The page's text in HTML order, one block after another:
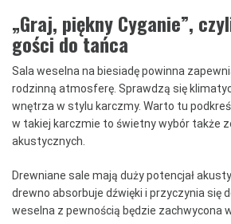
„Graj, piękny Cyganie”,
gości do tańca
Sala weselna na biesiadę powinna
rodzinną atmosferę. Sprawdzą się
wnętrza w stylu karczmy. Warto tu
w takiej karczmie to świetny wybór także
akustycznych.
Drewniane sale mają duży potencjał
drewno absorbuje dźwięki i przyczynia się
weselna z pewnością będzie zachwycona